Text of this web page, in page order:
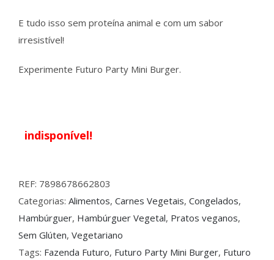
E tudo isso sem proteína animal e com um sabor
irresistível!
Experimente Futuro Party Mini Burger.
indisponível!
REF: 7898678662803
Categorias: Alimentos, Carnes Vegetais, Congelados,
Hambúrguer, Hambúrguer Vegetal, Pratos veganos,
Sem Glúten, Vegetariano
Tags: Fazenda Futuro, Futuro Party Mini Burger, Futuro